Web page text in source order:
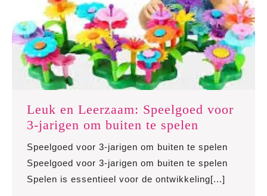
Leuk en Leerzaam: Speelgoed voor
3-jarigen om buiten te spelen
Leerzaam:
Speelgoed
voor
Speelgoed voor 3-jarigen om buiten te spelen
Speelgoed voor 3-jarigen om buiten te spelen
Spelen is essentieel voor de ontwikkeling[...]